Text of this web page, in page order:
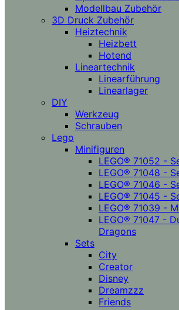
Modellbau Zubehör
3D Druck Zubehör
Heiztechnik
Heizbett
Hotend
Lineartechnik
Linearführung
Linearlager
DIY
Werkzeug
Schrauben
Lego
Minifiguren
LEGO® 71052 -
LEGO® 71048 -
LEGO® 71046 -
LEGO® 71045 -
LEGO® 71039 -
LEGO® 71047 -
Dragons
Sets
City
Creator
Disney
Dreamzzz
Friends